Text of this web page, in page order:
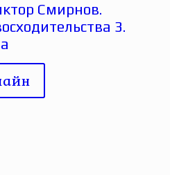
Смирнов.
3.